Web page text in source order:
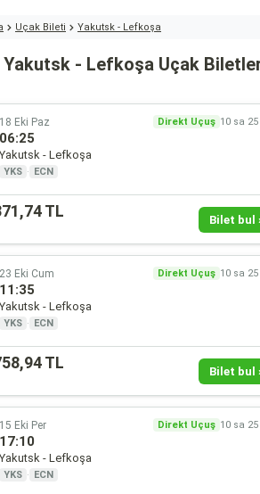
Uçak Bileti Yakutsk - Lefkoşa
Yakutsk - Lefkoşa Uçak
18 Eki Paz Direkt Uçuş 10 sa
06:25
Yakutsk - Lefkoşa
YKS · ECN
TL Bilet bul
23 Eki Cum Direkt Uçuş 10 sa
11:35
Yakutsk - Lefkoşa
YKS · ECN
TL Bilet bul
15 Eki Per Direkt Uçuş 10 sa
17:10
Yakutsk - Lefkoşa
YKS · ECN